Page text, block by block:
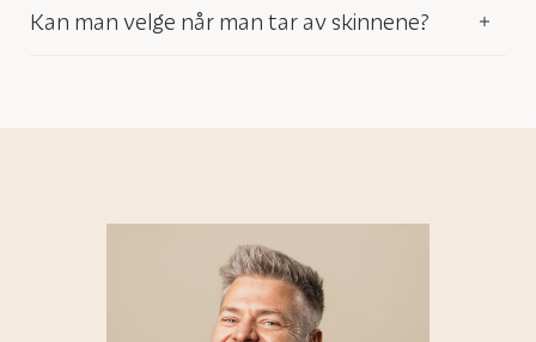
Kan man velge når man tar av skinnene?